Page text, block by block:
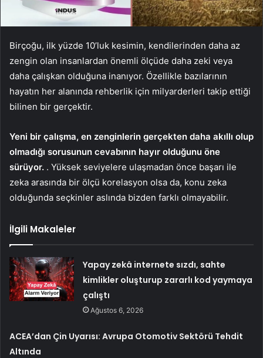
Birçoğu, ilk yüzde 10’luk kesimin, kendilerinden daha az
zengin olan insanlardan önemli ölçüde daha zeki veya
daha çalışkan olduğuna inanıyor. Özellikle bazılarının
hayatın her alanında rehberlik için milyarderleri takip ettiği
bilinen bir gerçektir.
Yeni bir çalışma, en zenginlerin gerçekten daha akıllı olup
olmadığı sorusunun cevabının hayır olduğunu öne
sürüyor. . Yüksek seviyelere ulaşmadan önce başarı ile
zeka arasında bir ölçü korelasyon olsa da, konu zeka
olduğunda seçkinler aslında bizden farklı olmayabilir.
İlgili Makaleler
Yapay zekâ internete sızdı, sahte
kimlikler oluşturup zararlı kod yaymaya
çalıştı
Ağustos 6, 2026
ACEA’dan Çin Uyarısı: Avrupa Otomotiv Sektörü Tehdit
Altında